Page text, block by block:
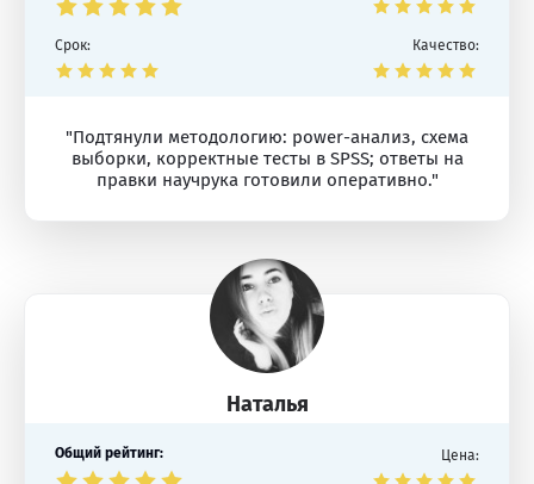
Срок: Качество:
"Подтянули методологию: power-анализ, схема
выборки, корректные тесты в SPSS; ответы на
правки научрука готовили оперативно."
Наталья
Общий рейтинг: Цена: